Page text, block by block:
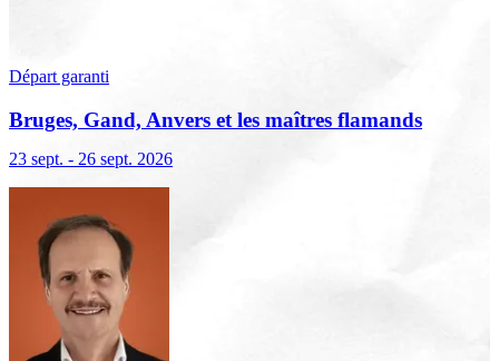
Départ garanti
Bruges, Gand, Anvers et les maîtres flamands
23 sept. - 26 sept. 2026